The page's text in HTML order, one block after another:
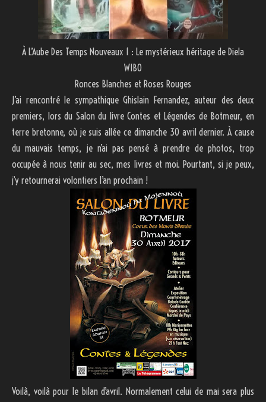
À L’Aube Des Temps Nouveaux 1 : Le mystérieux héritage de Diela
WIBO
Ronces Blanches et Roses Rouges
J’ai rencontré le sympathique Ghislain Fernandez, auteur des deux
premiers, lors du Salon du livre Contes et Légendes de Botmeur, en
terre bretonne, où je suis allée ce dimanche 30 avril dernier. À cause
du mauvais temps, je n’ai pas pensé à prendre de photos, trop
occupée à nous tenir au sec, mes livres et moi. Pourtant, si je peux,
j’y retournerai volontiers l’an prochain !
Voilà, voilà pour le bilan d’avril. Normalement celui de mai sera plus